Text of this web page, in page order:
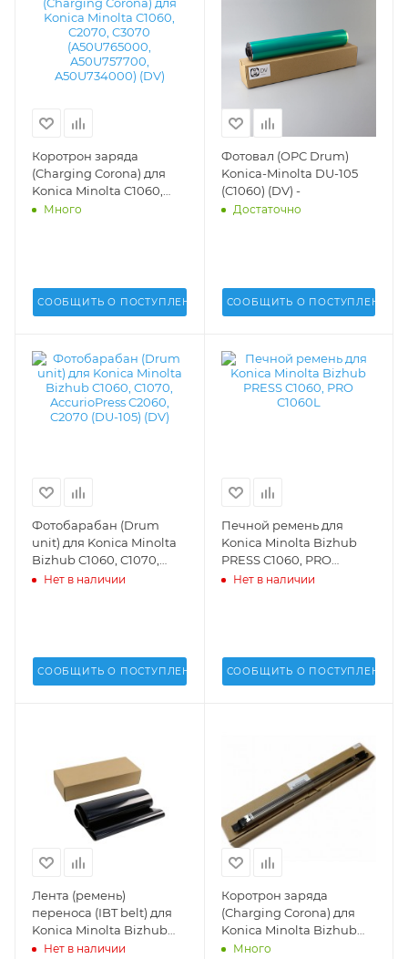
Коротрон заряда
(Charging Corona) для
Konica Minolta C1060,
C2070, C3070
A50UR70311, A50UR70323
Много
СООБЩИТЬ О ПОСТУПЛЕНИИ
Фотовал (OPC Drum)
Konica-Minolta DU-105
(C1060) (DV) -
Достаточно
СООБЩИТЬ О ПОСТУПЛЕНИИ
Фотобарабан (Drum
unit) для Konica Minolta
Bizhub C1060, C1070,
AccurioPress C2060,
Нет в наличии
СООБЩИТЬ О ПОСТУПЛЕНИИ
Печной ремень для
Konica Minolta Bizhub
PRESS C1060, PRO
C1060L - A50U765000,
Нет в наличии
СООБЩИТЬ О ПОСТУПЛЕНИИ
Лента (ремень)
переноса (IBT belt) для
Konica Minolta Bizhub
PRO C5500, C5501, C6000
Нет в наличии
Коротрон заряда
(Charging Corona) для
Konica Minolta Bizhub
C1060, C1070,
Много